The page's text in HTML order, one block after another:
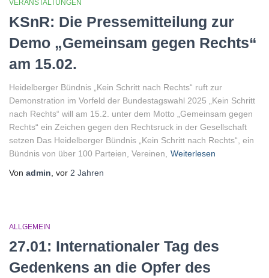
VERANSTALTUNGEN
KSnR: Die Pressemitteilung zur
Demo „Gemeinsam gegen Rechts“
am 15.02.
Heidelberger Bündnis „Kein Schritt nach Rechts“ ruft zur
Demonstration im Vorfeld der Bundestagswahl 2025 „Kein Schritt
nach Rechts“ will am 15.2. unter dem Motto „Gemeinsam gegen
Rechts“ ein Zeichen gegen den Rechtsruck in der Gesellschaft
setzen Das Heidelberger Bündnis „Kein Schritt nach Rechts“, ein
Bündnis von über 100 Parteien, Vereinen,
Weiterlesen
Von admin , vor 2 Jahren
ALLGEMEIN
27.01: Internationaler Tag des
Gedenkens an die Opfer des